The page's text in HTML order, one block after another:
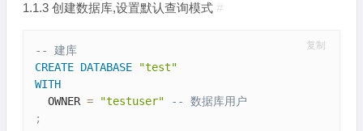
1.1.3 创建数据库,设置默认查询模式 #
-- 建库
CREATE DATABASE
"test"
WITH
  OWNER
= "testuser"
-- 数据库用户
;
复制